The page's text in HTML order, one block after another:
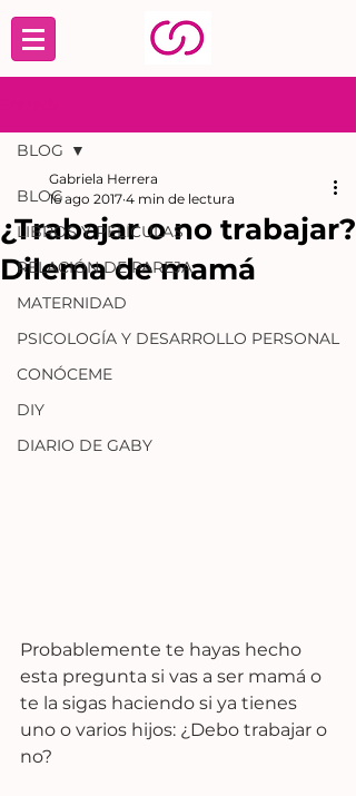
BLOG
LIBROS Y PELÍCULAS
RELACIÓN DE PAREJA
MATERNIDAD
PSICOLOGÍA Y DESARROLLO PERSONAL
CONÓCEME
DIY
DIARIO DE GABY
BLOG
¿Trabajar o no trabajar?
Dilema de mamá
Gabriela Herrera
16 ago 2017 4 min de lectura
Probablemente te hayas hecho
esta pregunta si vas a ser mamá o
te la sigas haciendo si ya tienes
uno o varios hijos: ¿Debo trabajar o
no?